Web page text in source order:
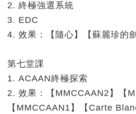
2. 終極強選系統
3. EDC
4. 效果：【隨心】【蘇麗珍的
第七堂課
1. ACAAN終極探索
2. 效果：【MMCCAAN2】【
【MMCCAAN1】【Carte